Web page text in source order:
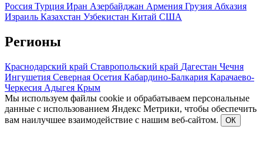
Россия Турция Иран Азербайджан Армения Грузия Абхазия
Израиль Казахстан Узбекистан Китай США
Регионы
Краснодарский край Ставропольский край Дагестан Чечня
Ингушетия Северная Осетия Кабардино-Балкария Карачаево-
Черкесия Адыгея Крым
Мы используем файлы cookie и обрабатываем персональные
данные с использованием Яндекс Метрики, чтобы обеспечить
вам наилучшее взаимодействие с нашим веб-сайтом.
ОК